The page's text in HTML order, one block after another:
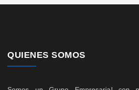
QUIENES SOMOS